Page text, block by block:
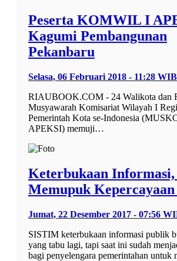
Peserta KOMWIL I
Kagumi Pembangunan
Pekanbaru
Selasa, 06 Februari 2018 - 11:28 WIB
RIAUBOOK.COM - 24 Walikota dan
Musyawarah Komisariat Wilayah I
Pemerintah Kota se-Indonesia
APEKSI) memuji…
Keterbukaan Informasi,
Memupuk
Jumat, 22 Desember 2017 - 07:56
SISTIM keterbukaan informasi publik
yang tabu lagi, tapi saat ini sudah
bagi penyelengara pemerintahan